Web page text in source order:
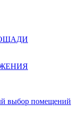
выбор помещений